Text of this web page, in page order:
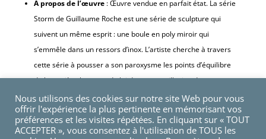
A propos de l’œuvre: Œuvre vendue en parfait état. La série
Storm de Guillaume Roche est une série de sculpture qui
suivent un même esprit : une boule en poly miroir qui
s’emmêle dans un ressors d’inox. L’artiste cherche à travers
cette série à pousser a son paroxysme les points d’équilibre
de la matière brute, et de lui donner une illusion de
mouvement.
Nous utilisons des cookies sur notre site Web pour vous
offrir l'expérience la plus pertinente en mémorisant vos
préférences et les visites répétées. En cliquant sur « TOUT
ACCEPTER », vous consentez à l'utilisation de TOUS les